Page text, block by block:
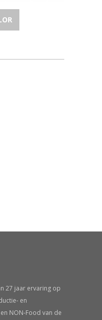
27 jaar ervaring op
en
NON-Food van de